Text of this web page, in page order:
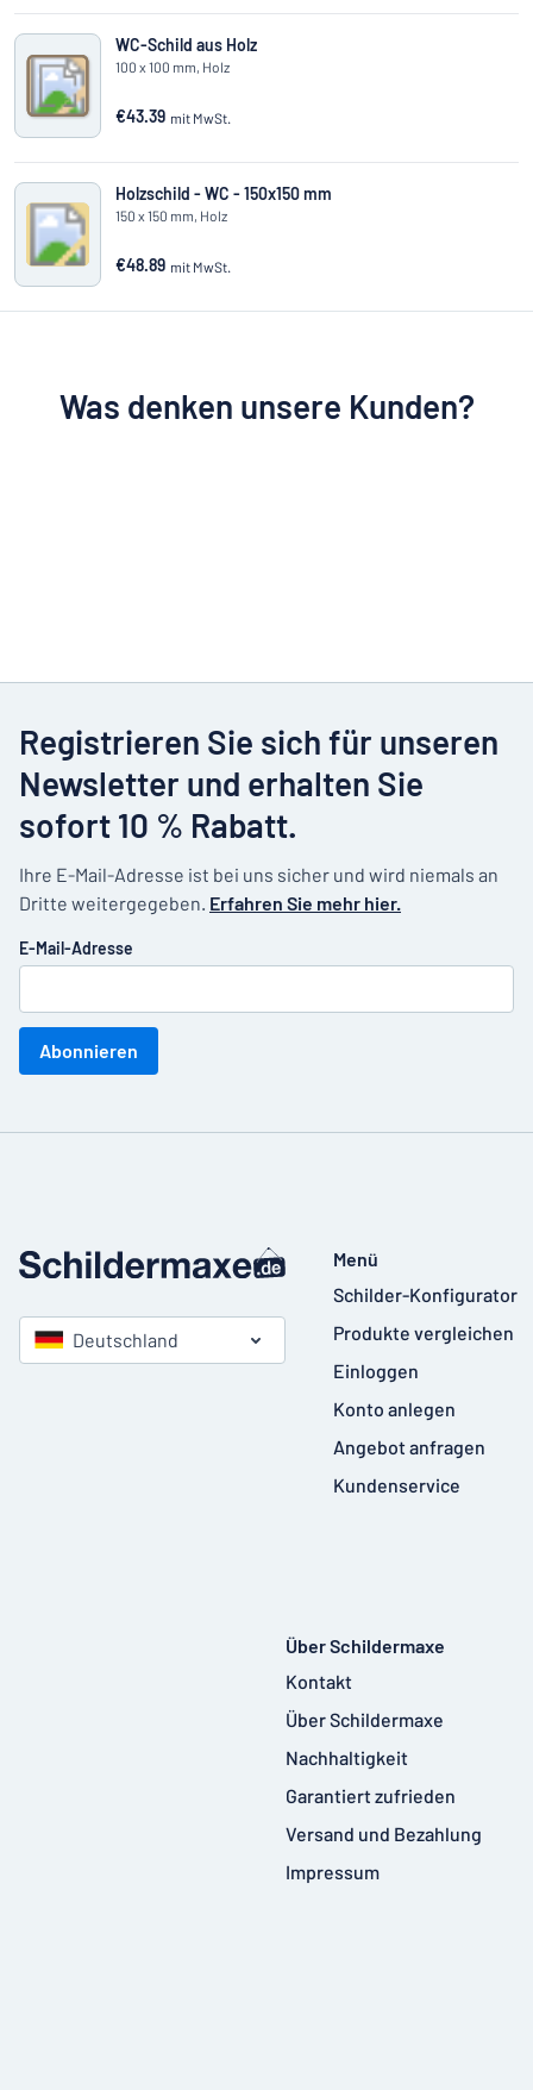
WC-Schild aus Holz
100 x 100 mm, Holz
€43.39 mit MwSt.
Holzschild - WC - 150x150 mm
150 x 150 mm, Holz
€48.89 mit MwSt.
Was denken unsere Kunden?
Registrieren Sie sich für unseren
Newsletter und erhalten Sie
sofort 10 % Rabatt.
Ihre E-Mail-Adresse ist bei uns sicher und wird niemals an
Dritte weitergegeben. Erfahren Sie mehr hier.
E-Mail-Adresse
Abonnieren
Deutschland
Menü
Schilder-Konfigurator
Produkte vergleichen
Einloggen
Konto anlegen
Angebot anfragen
Kundenservice
Über Schildermaxe
Kontakt
Über Schildermaxe
Nachhaltigkeit
Garantiert zufrieden
Versand und Bezahlung
Impressum